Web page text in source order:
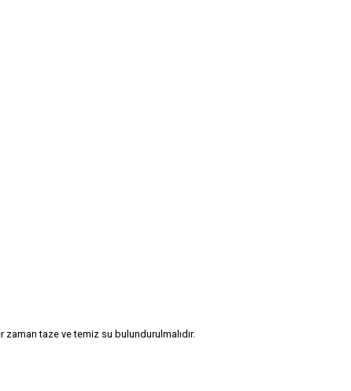
taze ve temiz su bulundurulmalıdır.